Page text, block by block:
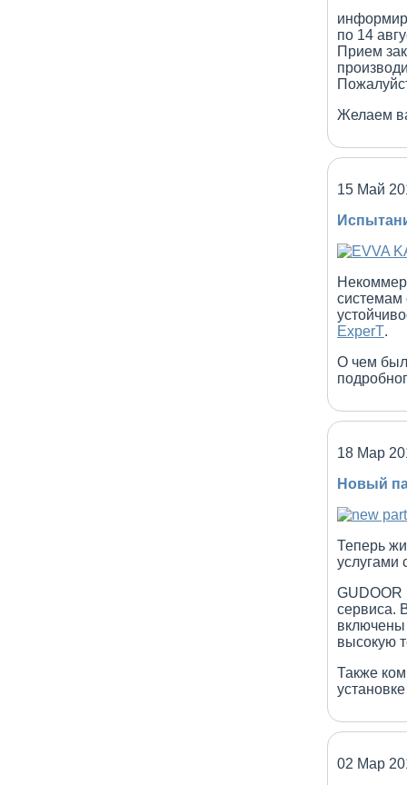
по 14
Прием
Желаем
15 Май
системам
ExperT.
О чем
18 Мар
Новый
Теперь
услугами
GUDOOR
сервиса.
высокую
Также
02 Мар